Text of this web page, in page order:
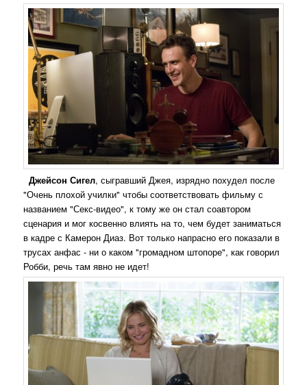
Джейсон Сигел, сыгравший Джея, изрядно похудел после
"Очень плохой училки" чтобы соответствовать фильму с
названием "Секс-видео", к тому же он стал соавтором
сценария и мог косвенно влиять на то, чем будет заниматься
в кадре с Камерон Диаз. Вот только напрасно его показали в
трусах анфас - ни о каком "громадном штопоре", как говорил
Робби, речь там явно не идет!